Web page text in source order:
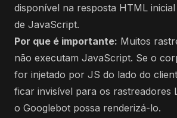
disponível na resposta HTML
de JavaScript.
Por que é importante: Muitos
não executam JavaScript. Se o
for injetado por JS do lado do
ficar invisível para os rastreadores
o Googlebot possa renderizá-lo.